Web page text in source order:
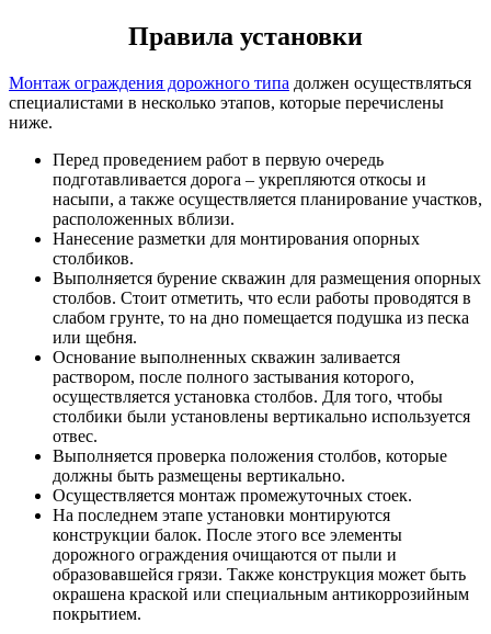
Правила установки
Монтаж ограждения дорожного типа должен осуществляться
специалистами в несколько этапов, которые перечислены
ниже.
Перед проведением работ в первую очередь
подготавливается дорога – укрепляются откосы и
насыпи, а также осуществляется планирование участков,
расположенных вблизи.
Нанесение разметки для монтирования опорных
столбиков.
Выполняется бурение скважин для размещения опорных
столбов. Стоит отметить, что если работы проводятся в
слабом грунте, то на дно помещается подушка из песка
или щебня.
Основание выполненных скважин заливается
раствором, после полного застывания которого,
осуществляется установка столбов. Для того, чтобы
столбики были установлены вертикально используется
отвес.
Выполняется проверка положения столбов, которые
должны быть размещены вертикально.
Осуществляется монтаж промежуточных стоек.
На последнем этапе установки монтируются
конструкции балок. После этого все элементы
дорожного ограждения очищаются от пыли и
образовавшейся грязи. Также конструкция может быть
окрашена краской или специальным антикоррозийным
покрытием.